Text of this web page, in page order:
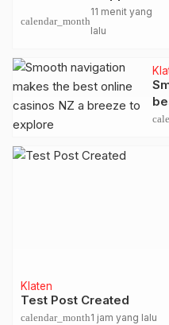
review: A fast and
rewarding gaming
calendar_month
11 menit yang
lalu
Klaten
Test Post Created
calendar_month1 jam yang lalu